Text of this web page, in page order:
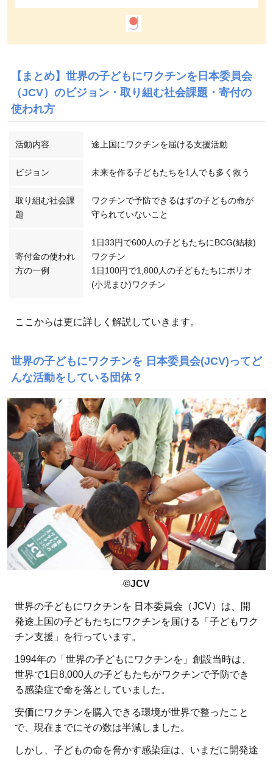
【まとめ】世界の子どもにワクチンを日本委員会
（JCV）のビジョン・取り組む社会課題・寄付の
使われ方
活動内容 途上国にワクチンを届ける支援活動
ビジョン 未来を作る子どもたちを1人でも多く救う
取り組む社会課
題
ワクチンで予防できるはずの子どもの命が
守られていないこと
寄付金の使われ
方の一例
1日33円で600人の子どもたちにBCG(結核)
ワクチン
1日100円で1,800人の子どもたちにポリオ
(小児まひ)ワクチン
ここからは更に詳しく解説していきます。
世界の子どもにワクチンを 日本委員会(JCV)ってど
んな活動をしている団体？
©JCV
世界の子どもにワクチンを 日本委員会（JCV）は、開
発途上国の子どもたちにワクチンを届ける「子どもワク
チン支援」を行っています。
1994年の「世界の子どもにワクチンを」創設当時は、
世界で1日8,000人の子どもたちがワクチンで予防でき
る感染症で命を落としていました。
安価にワクチンを購入できる環境が世界で整ったこと
で、現在までにその数は半減しました。
しかし、子どもの命を脅かす感染症は、いまだに開発途